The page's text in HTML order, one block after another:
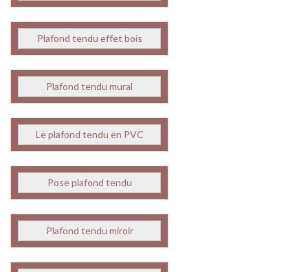
Plafond tendu effet bois
Plafond tendu mural
Le plafond tendu en PVC
Pose plafond tendu
Plafond tendu miroir